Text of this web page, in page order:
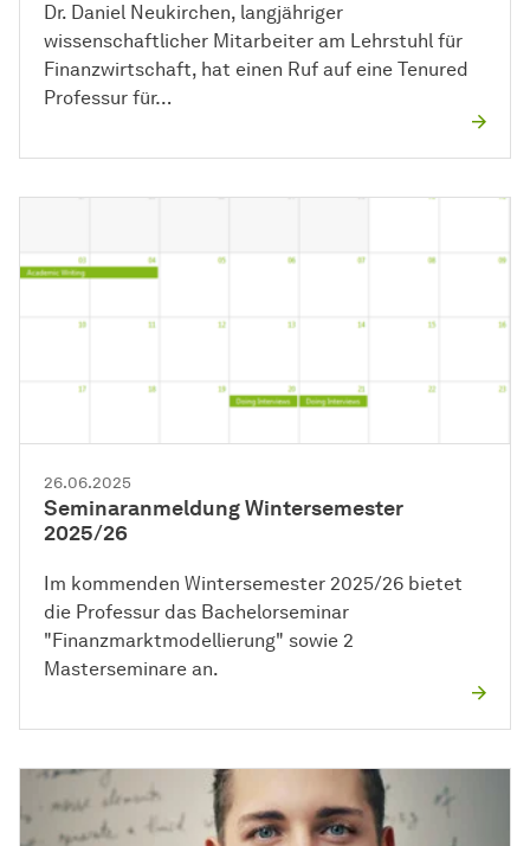
Dr. Daniel Neukirchen, langjähriger
wissenschaftlicher Mitarbeiter am Lehrstuhl für
Finanzwirtschaft, hat einen Ruf auf eine Tenured
Professur für…
26.06.2025
Seminaranmeldung Wintersemester
2025/26
Im kommenden Wintersemester 2025/26 bietet
die Professur das Bachelorseminar
"Finanzmarktmodellierung" sowie 2
Masterseminare an.